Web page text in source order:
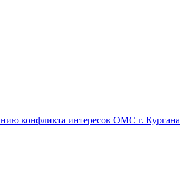
конфликта интересов ОМС г. Кургана